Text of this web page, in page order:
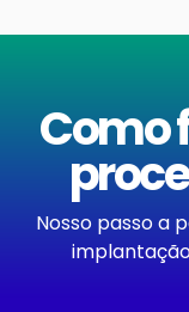
Como
Nosso passo a